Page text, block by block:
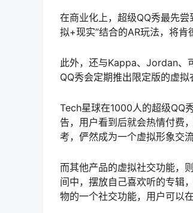
在商业化上，超级QQ秀最先
拟+现实”结合的AR玩法，将肯
此外，还与Kappa、Jordan、
QQ秀会定期推出限定版的虚
Tech星球在1000人的超级QQ
告，用户看到后就会热情付费
考，俨然成为一个虚拟形象交流
而其他产品的虚拟社交功能，
间中，摆放自己喜欢听的专辑
物的一个社交功能，用户可以